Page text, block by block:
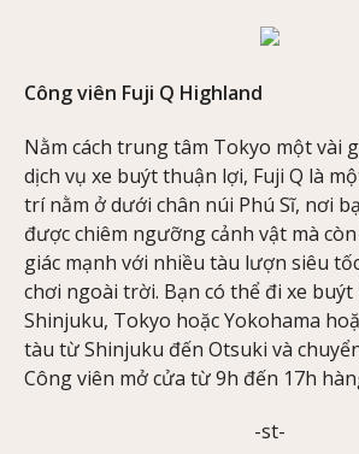
Công viên Fuji Q Highland
Nằm cách trung tâm Tokyo một vài
dịch vụ xe buýt thuận lợi, Fuji Q là
trí nằm ở dưới chân núi Phú Sĩ, nơi
được chiêm ngưỡng cảnh vật mà
giác mạnh với nhiều tàu lượn siêu
chơi ngoài trời. Bạn có thể đi xe
Shinjuku, Tokyo hoặc Yokohama
tàu từ Shinjuku đến Otsuki và
Công viên mở cửa từ 9h đến 17h
-st-